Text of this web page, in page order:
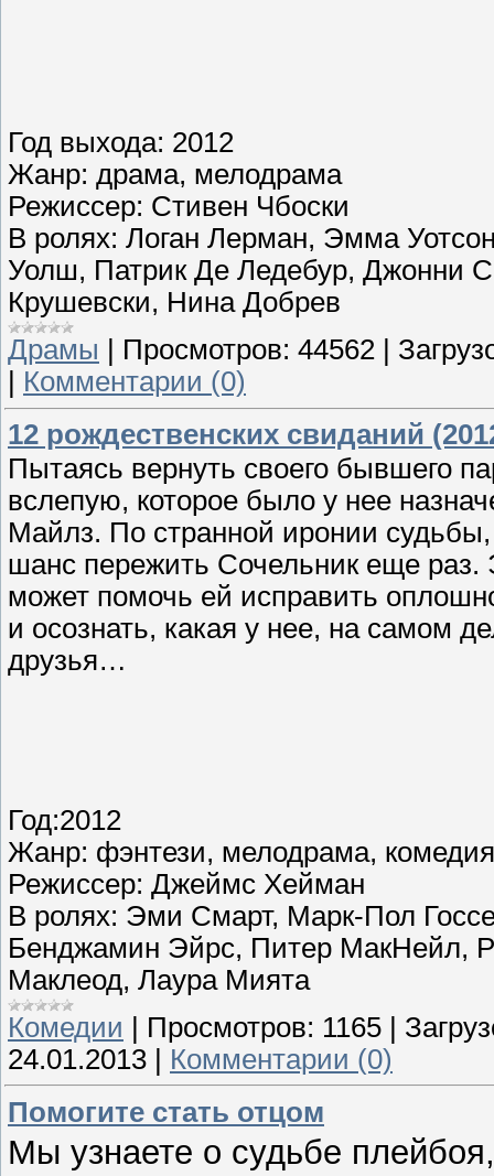
Год выхода: 2012
Жанр: драма, мелодрама
Режиссер: Стивен Чбоски
В ролях: Логан Лерман, Эмма
Уолш, Патрик Де Ледебур, Джонни
Крушевски, Нина Добрев
Драмы
Просмотров: 44562
Комментарии (0)
12 рождественских свиданий
Пытаясь вернуть своего бывшего
вслепую, которое было у нее
Майлз. По странной иронии
шанс пережить Сочельник еще раз.
может помочь ей исправить
и осознать, какая у нее, на самом
друзья…
Год:2012
Жанр: фэнтези, мелодрама, комедия
Режиссер: Джеймс Хейман
В ролях: Эми Смарт, Марк-Пол
Бенджамин Эйрс, Питер МакНейл,
Маклеод, Лаура Мията
Комедии
Просмотров: 1165
24.01.2013
Комментарии (0)
Помогите стать отцом
Мы узнаете о судьбе